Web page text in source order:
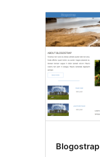
Blogostrap